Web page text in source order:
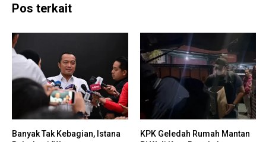
Pos terkait
Banyak Tak Kebagian, Istana
KPK Geledah Rumah Mantan